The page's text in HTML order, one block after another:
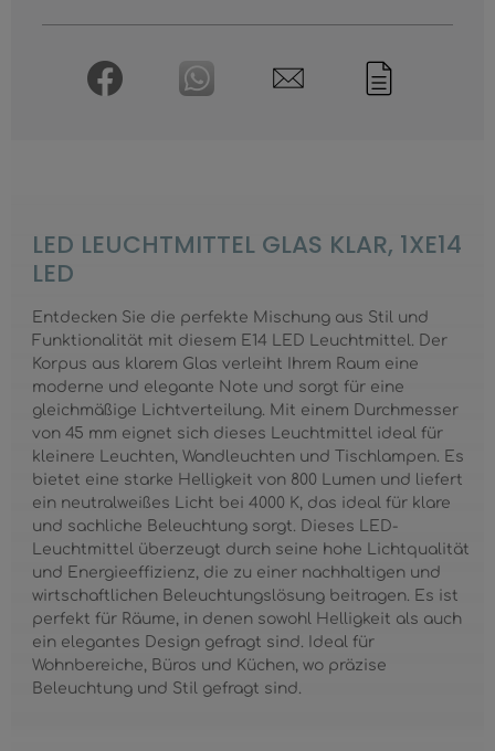
LED LEUCHTMITTEL GLAS KLAR, 1XE14
LED
Entdecken Sie die perfekte Mischung aus Stil und
Funktionalität mit diesem E14 LED Leuchtmittel. Der
Korpus aus klarem Glas verleiht Ihrem Raum eine
moderne und elegante Note und sorgt für eine
gleichmäßige Lichtverteilung. Mit einem Durchmesser
von 45 mm eignet sich dieses Leuchtmittel ideal für
kleinere Leuchten, Wandleuchten und Tischlampen. Es
bietet eine starke Helligkeit von 800 Lumen und liefert
ein neutralweißes Licht bei 4000 K, das ideal für klare
und sachliche Beleuchtung sorgt. Dieses LED-
Leuchtmittel überzeugt durch seine hohe Lichtqualität
und Energieeffizienz, die zu einer nachhaltigen und
wirtschaftlichen Beleuchtungslösung beitragen. Es ist
perfekt für Räume, in denen sowohl Helligkeit als auch
ein elegantes Design gefragt sind. Ideal für
Wohnbereiche, Büros und Küchen, wo präzise
Beleuchtung und Stil gefragt sind.